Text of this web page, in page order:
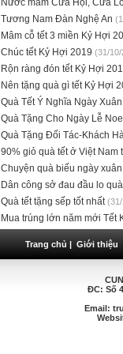
Nước mắm Cửa Hội, Cửa
Tương Nam Đàn Nghệ An
Mâm cỗ tết 3 miền Kỷ Hợi
Chúc tết Kỷ Hợi 2019 (31/10/
Rộn ràng đón tết Kỷ Hợi
Nên tặng quà gì tết Kỷ Hợi
Quà Tết Ý Nghĩa Ngày
Quà Tặng Cho Ngày Lễ Noel
Quà Tặng Đối Tác-Khách
90% giỏ quà tết ở Việt Nam
Chuyện quà biếu ngày xuân
Dân công sở đau đầu lo
Quà tết tặng sếp tốt nhất
Mua trúng lớn năm mới Tết
Trang chủ | Giới thiệu
ĐC: Số
Email: